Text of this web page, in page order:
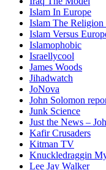
Islam In Europe
Islam The Religion
Islam Versus
Islamophobic
Israellycool
James Woods
Jihadwatch
JoNova
John Solomon
Junk Science
Just the News –
Kafir Crusaders
Kitman TV
Knuckledraggin
Lee Jay Walker